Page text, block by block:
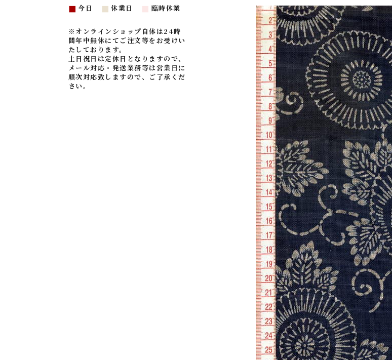
■ 今日 ■ 休業日 ■ 臨時休業
※オンラインショップ自体は24時
間年中無休にてご注文等をお受けい
たしております。
土日祝日は定休日となりますので、
メール対応・発送業務等は営業日に
順次対応致しますので、ご了承くだ
さい。